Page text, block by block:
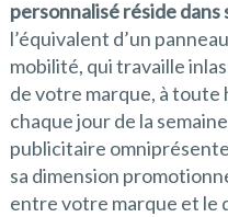
personnalisé réside dans
l’équivalent d’un
mobilité, qui travaille
de votre marque, à toute
chaque jour de la
publicitaire
sa dimension
entre votre marque et le